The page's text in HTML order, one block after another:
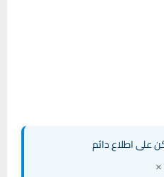
على اطلاع دائم
×